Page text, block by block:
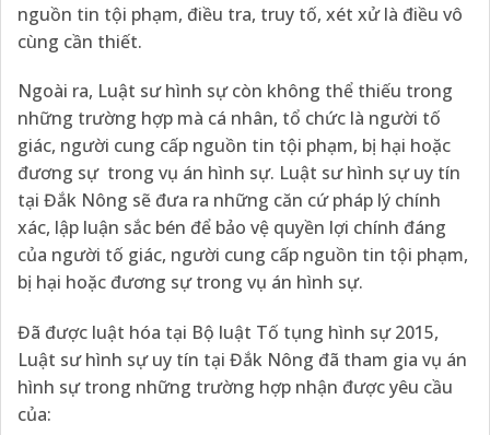
nguồn tin tội phạm, điều tra, truy tố, xét xử là điều vô
cùng cần thiết.
Ngoài ra, Luật sư hình sự còn không thể thiếu trong
những trường hợp mà cá nhân, tổ chức là người tố
giác, người cung cấp nguồn tin tội phạm, bị hại hoặc
đương sự trong vụ án hình sự. Luật sư hình sự uy tín
tại Đắk Nông sẽ đưa ra những căn cứ pháp lý chính
xác, lập luận sắc bén để bảo vệ quyền lợi chính đáng
của người tố giác, người cung cấp nguồn tin tội phạm,
bị hại hoặc đương sự trong vụ án hình sự.
Đã được luật hóa tại Bộ luật Tố tụng hình sự 2015,
Luật sư hình sự uy tín tại Đắk Nông đã tham gia vụ án
hình sự trong những trường hợp nhận được yêu cầu
của: